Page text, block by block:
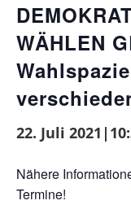
WÄHLEN
22. Juli
Nähere
Termine!